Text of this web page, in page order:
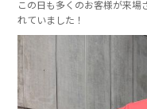
この日も多くのお客様が来場
れていました！